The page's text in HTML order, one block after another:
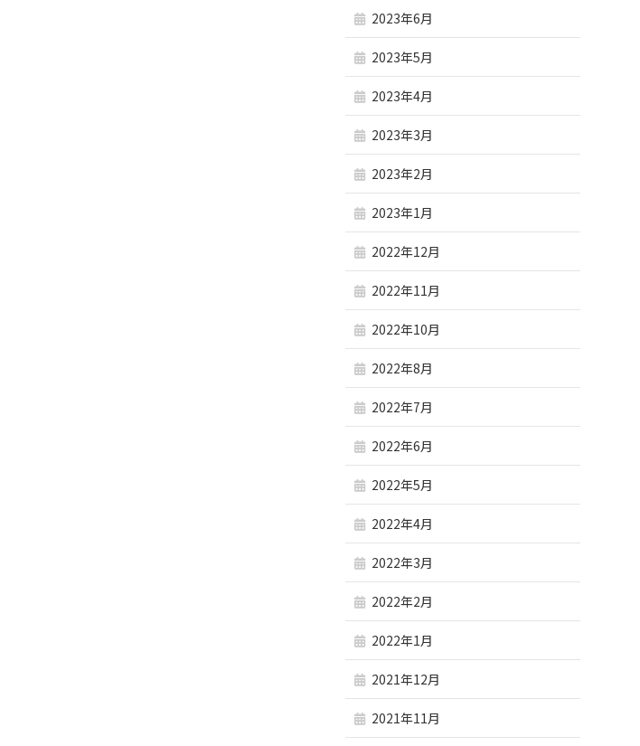
2023年6月
2023年5月
2023年4月
2023年3月
2023年2月
2023年1月
2022年12月
2022年11月
2022年10月
2022年8月
2022年7月
2022年6月
2022年5月
2022年4月
2022年3月
2022年2月
2022年1月
2021年12月
2021年11月